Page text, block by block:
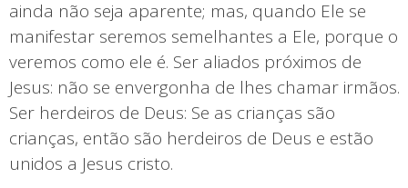
ainda não seja aparente; mas, quando Ele se
manifestar seremos semelhantes a Ele, porque o
veremos como ele é. Ser aliados próximos de
Jesus: não se envergonha de lhes chamar irmãos.
Ser herdeiros de Deus: Se as crianças são
crianças, então são herdeiros de Deus e estão
unidos a Jesus cristo.